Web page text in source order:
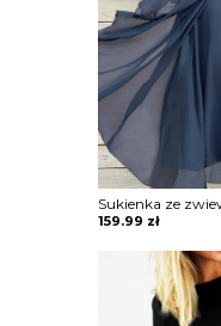
159.99 zł